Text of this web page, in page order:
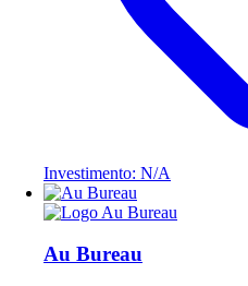
Investimento: N/A
Au Bureau